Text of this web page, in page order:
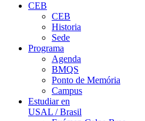
CEB
CEB
Historia
Sede
Programa
Agenda
BMQS
Ponto de Memória
Campus
Estudiar en
USAL / Brasil